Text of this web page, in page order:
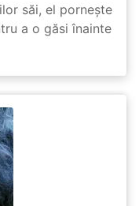
săi, el pornește
a o găsi înainte